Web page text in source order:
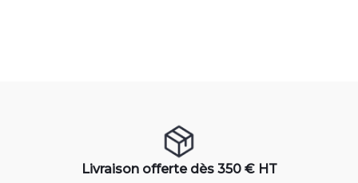
Livraison offerte dès 350 € HT